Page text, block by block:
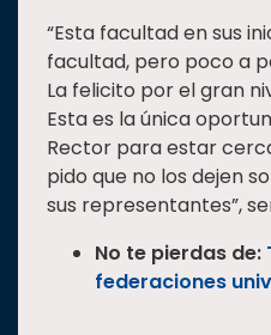
“Esta facultad en sus
facultad, pero poco a
La felicito por el gran
Esta es la única
Rector para estar
pido que no los dejen
sus representantes”,
No te pierdas de:
federaciones